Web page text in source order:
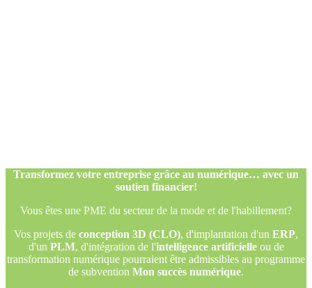
Transformez votre entreprise grâce au numérique… avec un
soutien financier!
Vous êtes une PME du secteur de la mode et de l'habillement?
Vos projets de conception 3D (CLO), d'implantation d'un ERP,
d'un PLM, d'intégration de l'intelligence artificielleou de
transformation numérique pourraient être admissibles au programme
de subvention Mon succès numérique.